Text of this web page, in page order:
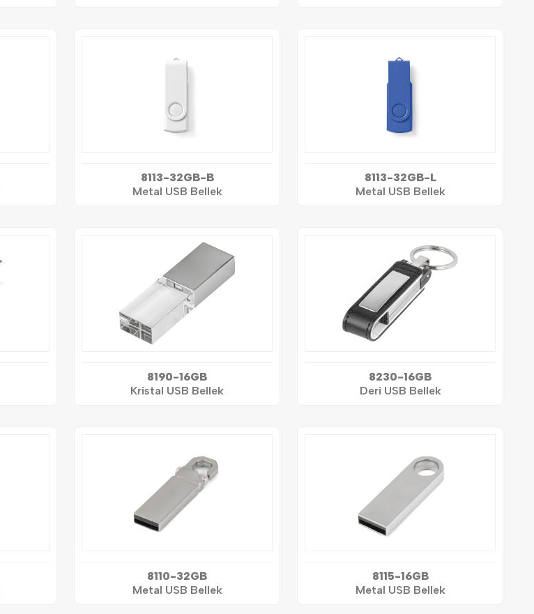
8113-32GB-B
Metal USB Bellek
8113-32GB-L
Metal USB Bellek
8190-16GB
Kristal USB Bellek
8230-16GB
Deri USB Bellek
8110-32GB
Metal USB Bellek
8115-16GB
Metal USB Bellek